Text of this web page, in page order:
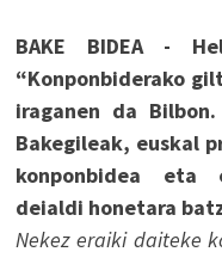
BAKE BIDEA -
“Konponbiderako
iraganen da
Bakegileak, euskal
konponbidea eta
deialdi honetara
Nekez eraiki daiteke